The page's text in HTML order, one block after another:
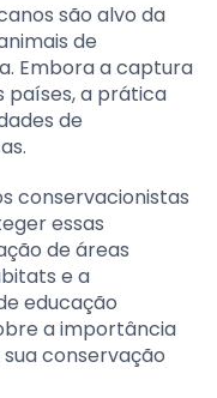
são alvo da
de
Embora a captura
países, a prática
de
conservacionistas
essas
de áreas
e a
educação
a importância
conservação